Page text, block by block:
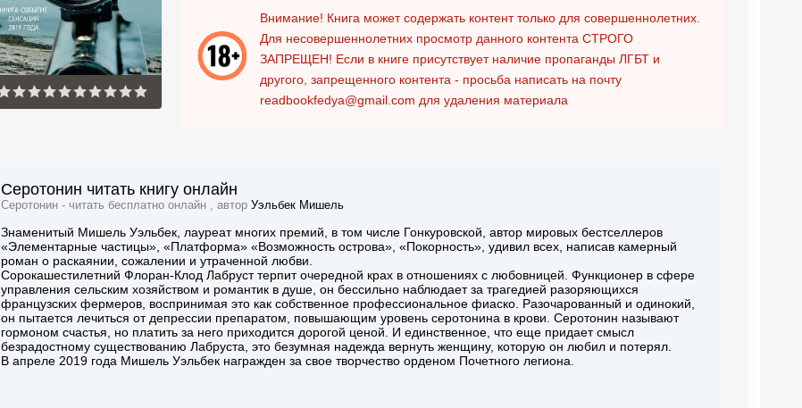
Внимание! Книга может содержать контент только для совершеннолетних.
Для несовершеннолетних просмотр данного контента СТРОГО
ЗАПРЕЩЕН! Если в книге присутствует наличие пропаганды ЛГБТ и
другого, запрещенного контента - просьба написать на почту
readbookfedya@gmail.com для удаления материала
Серотонин читать книгу онлайн
Серотонин - читать бесплатно онлайн , автор Уэльбек Мишель
Знаменитый Мишель Уэльбек, лауреат многих премий, в том числе Гонкуровской, автор мировых бестселлеров
«Элементарные частицы», «Платформа» «Возможность острова», «Покорность», удивил всех, написав камерный
роман о раскаянии, сожалении и утраченной любви.
Сорокашестилетний Флоран-Клод Лабруст терпит очередной крах в отношениях с любовницей. Функционер в сфере
управления сельским хозяйством и романтик в душе, он бессильно наблюдает за трагедией разоряющихся
французских фермеров, воспринимая это как собственное профессиональное фиаско. Разочарованный и одинокий,
он пытается лечиться от депрессии препаратом, повышающим уровень серотонина в крови. Серотонин называют
гормоном счастья, но платить за него приходится дорогой ценой. И единственное, что еще придает смысл
безрадостному существованию Лабруста, это безумная надежда вернуть женщину, которую он любил и потерял.
В апреле 2019 года Мишель Уэльбек награжден за свое творчество орденом Почетного легиона.